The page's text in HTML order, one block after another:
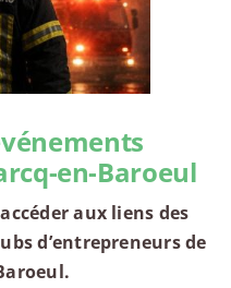
en-Baroeul
aux liens des
d’entrepreneurs de